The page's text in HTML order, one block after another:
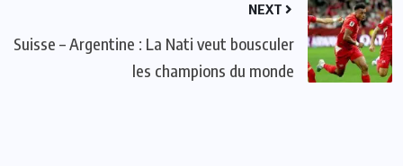
NEXT
Suisse – Argentine : La Nati veut bousculer
les champions du monde